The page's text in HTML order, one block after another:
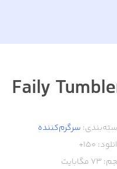
Faily
سرگرم‌کننده
150+
73 مگابایت